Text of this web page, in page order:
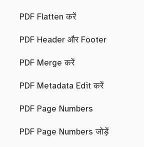
PDF Flatten करें
PDF Header और Footer
PDF Merge करें
PDF Metadata Edit करें
PDF Page Numbers
PDF Page Numbers जोड़ें